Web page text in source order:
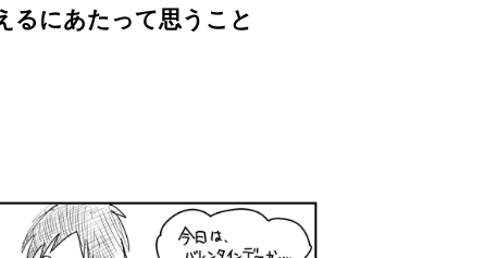
るにあたって思うこと